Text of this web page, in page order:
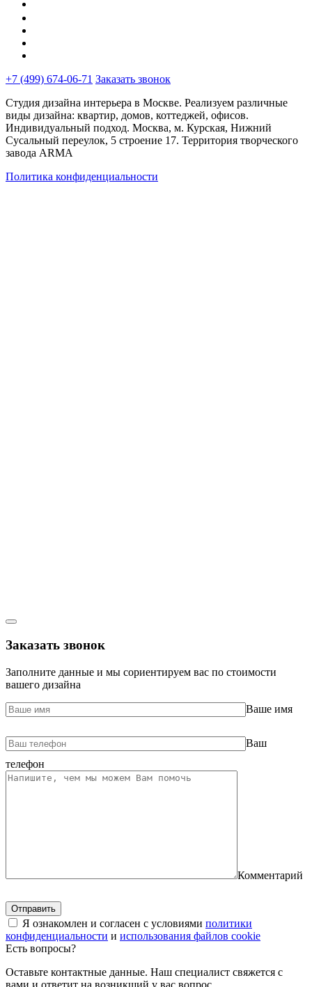
+7 (499) 674-06-71 Заказать звонок
Студия дизайна интерьера в Москве. Реализуем различные
виды дизайна: квартир, домов, коттеджей, офисов.
Индивидуальный подход. Москва, м. Курская, Нижний
Сусальный переулок, 5 строение 17. Территория творческого
завода ARMA
Политика конфиденциальности
Заказать звонок
Заполните данные и мы сориентируем вас по стоимости
вашего дизайна
Ваше имя
Ваш
телефон
Комментарий
Я ознакомлен и согласен с условиями политики
конфиденциальности и использования файлов cookie
Есть вопросы?
Оставьте контактные данные. Наш специалист свяжется с
вами и ответит на возникший у вас вопрос.